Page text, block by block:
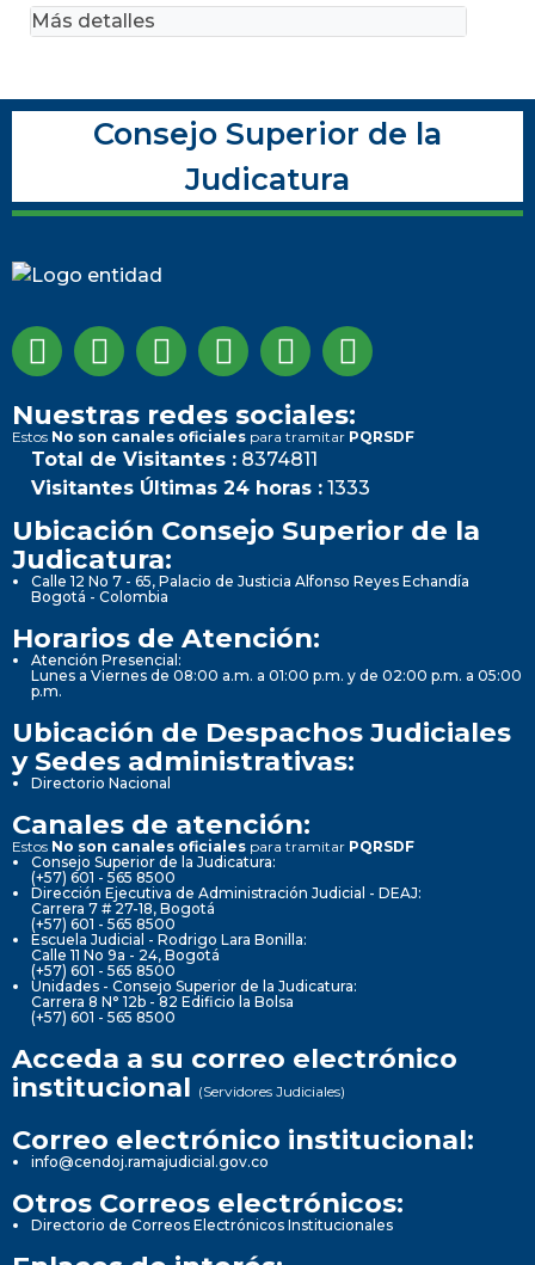
Más detalles
Consejo Superior de la
Judicatura
Nuestras redes sociales:
Estos No son canales oficiales para tramitar PQRSDF
Total de Visitantes : 8374811
Visitantes Últimas 24 horas : 1333
Ubicación Consejo Superior de la
Judicatura:
Calle 12 No 7 - 65, Palacio de Justicia Alfonso Reyes Echandía
Bogotá - Colombia
Horarios de Atención:
Atención Presencial:
Lunes a Viernes de 08:00 a.m. a 01:00 p.m. y de 02:00 p.m. a 05:00
p.m.
Ubicación de Despachos Judiciales
y Sedes administrativas:
Directorio Nacional
Canales de atención:
Estos No son canales oficiales para tramitar PQRSDF
Consejo Superior de la Judicatura:
(+57) 601 - 565 8500
Dirección Ejecutiva de Administración Judicial - DEAJ:
Carrera 7 # 27-18, Bogotá
(+57) 601 - 565 8500
Escuela Judicial - Rodrigo Lara Bonilla:
Calle 11 No 9a - 24, Bogotá
(+57) 601 - 565 8500
Unidades - Consejo Superior de la Judicatura:
Carrera 8 N° 12b - 82 Edificio la Bolsa
(+57) 601 - 565 8500
Acceda a su correo electrónico
institucional (Servidores Judiciales)
Correo electrónico institucional:
info@cendoj.ramajudicial.gov.co
Otros Correos electrónicos:
Directorio de Correos Electrónicos Institucionales